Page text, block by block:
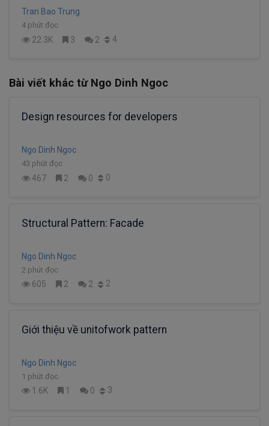
Tran Bao Trung
4 phút đọc
22.3K 3 2 4
Bài viết khác từ Ngo Dinh Ngoc
Design resources for developers
Ngo Dinh Ngoc
43 phút đọc
467 2 0 0
Structural Pattern: Facade
Ngo Dinh Ngoc
2 phút đọc
605 2 2 2
Giới thiệu về unitofwork pattern
Ngo Dinh Ngoc
1 phút đọc
1.6K 1 0 3